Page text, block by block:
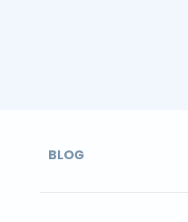
BLOG